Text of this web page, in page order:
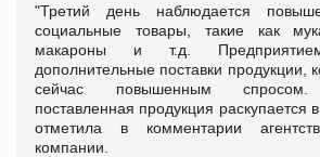
"Третий день наблюдается
социальные товары, такие как
макароны и т.д. Предприятием
дополнительные поставки продукции,
сейчас повышенным спросом.
поставленная продукция раскупается
отметила в комментарии
компании.